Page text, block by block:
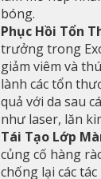
bóng.
Phục Hồi Tổn
trưởng trong
giảm viêm và
lành các tổn
quả với da sau
như laser, lăn
Tái Tạo Lớp
củng cố hàng
chống lại các